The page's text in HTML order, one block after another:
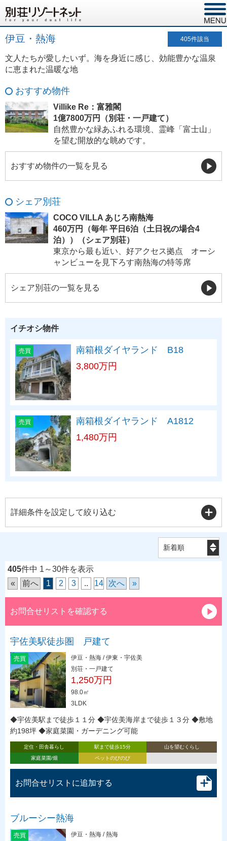
伊豆・熱海 405件該当
文人たちが愛したいず。海を身近に感じ、効能豊かな温泉
に恵まれた温暖な地
おすすめ物件
Villike Re：富雅閣
1億7800万円（別荘・一戸建て）
自然豊かな緑あふれる環境、霊峰「富士山」
を望む開放的な眺めです。
おすすめ物件の一覧を見る
シェア別荘
COCO VILLA あじろ南熱海
460万円（毎年 平日6泊（土日祝の場合4
泊））（シェア別荘）
東京から最も近い、好アクセス拠点 オーシ
ャンビューを見下ろす南熱海の特等席
シェア別荘の一覧を見る
イチオシ物件
売買
南箱根ダイヤランド B18
3,800万円
売買
南箱根ダイヤランド A1812
1,480万円
詳細条件を設定して絞り込む
405件中 1～30件を表示
«
前へ 1 2 3 .. 14 次へ »
お問合せリストを確認する
宇佐美駅徒歩圏 戸建て
売買
伊豆・熱海 / 伊東・宇佐美
別荘・一戸建て
1,250万円
98.0㎡
3LDK
◆宇佐美駅まで徒歩１１分 ◆宇佐美海岸まで徒歩１３分 ◆敷地
約198坪 ◆家庭菜園・ガーデニング可能
定住・田舎暮らし 駅まで徒歩15分
山を望むくらし
家庭菜園/畑
ペットのびのび
お問合せリストに追加する
ブルーシー熱海
売買
伊豆・熱海 / 熱海